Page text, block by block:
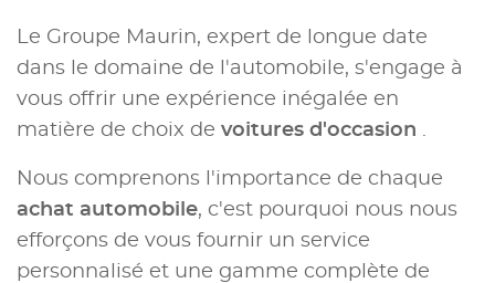
Le Groupe Maurin, expert de longue date
dans le domaine de l'automobile, s'engage à
vous offrir une expérience inégalée en
matière de choix de voitures d'occasion .
Nous comprenons l'importance de chaque
achat automobile, c'est pourquoi nous nous
efforçons de vous fournir un service
personnalisé et une gamme complète de